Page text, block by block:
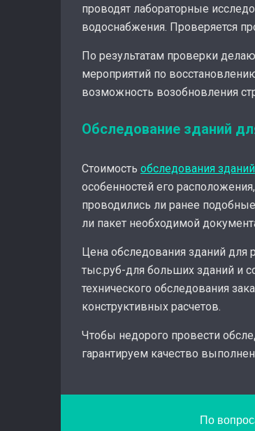
проводят лабораторные
водоснабжения. Проверяется
По результатам проверки
мероприятий по
возможность возобновления
Обследование зданий
Стоимость обследования зданий
особенностей его
проводились ли ранее
ли пакет необходимой
Цена обследования зданий для
тыс.руб-для больших зданий и
технического обследования
конструктивных расчетов.
Чтобы недорого провести
гарантируем качество
По